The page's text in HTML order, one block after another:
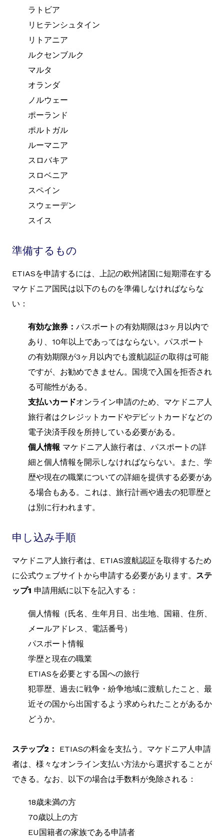
ラトビア
リヒテンシュタイン
リトアニア
ルクセンブルク
マルタ
オランダ
ノルウェー
ポーランド
ポルトガル
ルーマニア
スロバキア
スロベニア
スペイン
スウェーデン
スイス
準備するもの
ETIASを申請するには、上記の欧州諸国に短期滞在する
マケドニア国民は以下のものを準備しなければならな
い：
有効な旅券： パスポートの有効期限は3ヶ月以内で
あり、10年以上であってはならない。パスポート
の有効期限が3ヶ月以内でも渡航認証の取得は可能
ですが、お勧めできません。国境で入国を拒否され
る可能性がある。
支払いカードオンライン申請のため、マケドニア人
旅行者はクレジットカードやデビットカードなどの
電子決済手段を所持している必要がある。
個人情報 マケドニア人旅行者は、パスポートの詳
細と個人情報を開示しなければならない。また、学
歴や現在の職業についての詳細を提供する必要があ
る場合もある。これは、旅行計画や過去の犯罪歴と
は別に行われます。
申し込み手順
マケドニア人旅行者は、ETIAS渡航認証を取得するため
に公式ウェブサイトから申請する必要があります。 ステ
ップ1 申請用紙に以下を記入する：
個人情報（氏名、生年月日、出生地、国籍、住所、
メールアドレス、電話番号）
パスポート情報
学歴と現在の職業
ETIASを必要とする国への旅行
犯罪歴、過去に戦争・紛争地域に渡航したこと、最
近その国から出国するよう求められたことがあるか
どうか。
ステップ2： ETIASの料金を支払う。マケドニア人申請
者は、様々なオンライン支払い方法から選択することが
できる。なお、以下の場合は手数料が免除される：
18歳未満の方
70歳以上の方
EU国籍者の家族である申請者